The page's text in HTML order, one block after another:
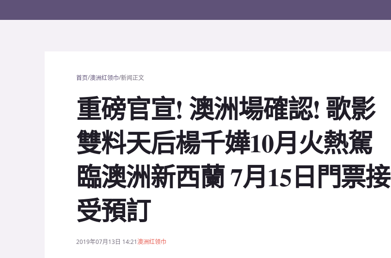
首页/澳洲红领巾/新闻正文
重磅官宣! 澳洲場確認! 歌影
雙料天后楊千嬅10月火熱駕
臨澳洲新西蘭 7月15日門票接
受預訂
2019年07月13日 14:21澳洲红领巾